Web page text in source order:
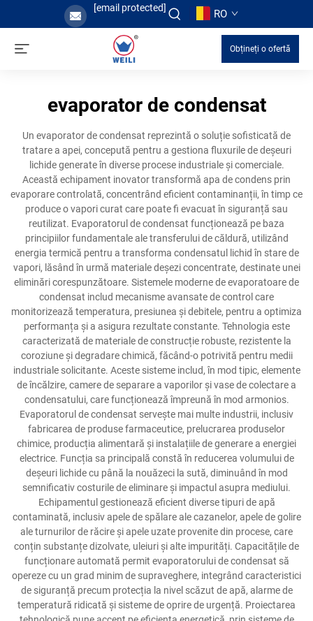
[email protected] RO
Obțineți o ofertă
evaporator de condensat
Un evaporator de condensat reprezintă o soluție sofisticată de
tratare a apei, concepută pentru a gestiona fluxurile de deșeuri
lichide generate în diverse procese industriale și comerciale.
Această echipament inovator transformă apa de condens prin
evaporare controlată, concentrând eficient contaminanții, în timp ce
produce o vapori curat care poate fi evacuat în siguranță sau
reutilizat. Evaporatorul de condensat funcționează pe baza
principiilor fundamentale ale transferului de căldură, utilizând
energia termică pentru a transforma condensatul lichid în stare de
vapori, lăsând în urmă materiale deșezi concentrate, destinate unei
eliminări corespunzătoare. Sistemele moderne de evaporatoare de
condensat includ mecanisme avansate de control care
monitorizează temperatura, presiunea și debitele, pentru a optimiza
performanța și a asigura rezultate constante. Tehnologia este
caracterizată de materiale de construcție robuste, rezistente la
coroziune și degradare chimică, făcând-o potrivită pentru medii
industriale solicitante. Aceste sisteme includ, în mod tipic, elemente
de încălzire, camere de separare a vaporilor și vase de colectare a
condensatului, care funcționează împreună în mod armonios.
Evaporatorul de condensat servește mai multe industrii, inclusiv
fabricarea de produse farmaceutice, prelucrarea produselor
chimice, producția alimentară și instalațiile de generare a energiei
electrice. Funcția sa principală constă în reducerea volumului de
deșeuri lichide cu până la nouăzeci la sută, diminuând în mod
semnificativ costurile de eliminare și impactul asupra mediului.
Echipamentul gestionează eficient diverse tipuri de apă
contaminată, inclusiv apele de spălare ale cazanelor, apele de golire
ale turnurilor de răcire și apele uzate provenite din procese, care
conțin substanțe dizolvate, uleiuri și alte impurități. Capacitățile de
funcționare automată permit evaporatorului de condensat să
opereze cu un grad minim de supraveghere, integrând caracteristici
de siguranță precum protecția la nivel scăzut de apă, alarme de
temperatură ridicată și sisteme de oprire de urgență. Proiectarea